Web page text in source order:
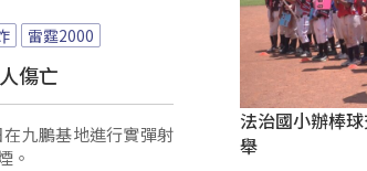
雷霆2000
傷亡
九鵬基地進行實彈射
。
法治國小辦棒
舉